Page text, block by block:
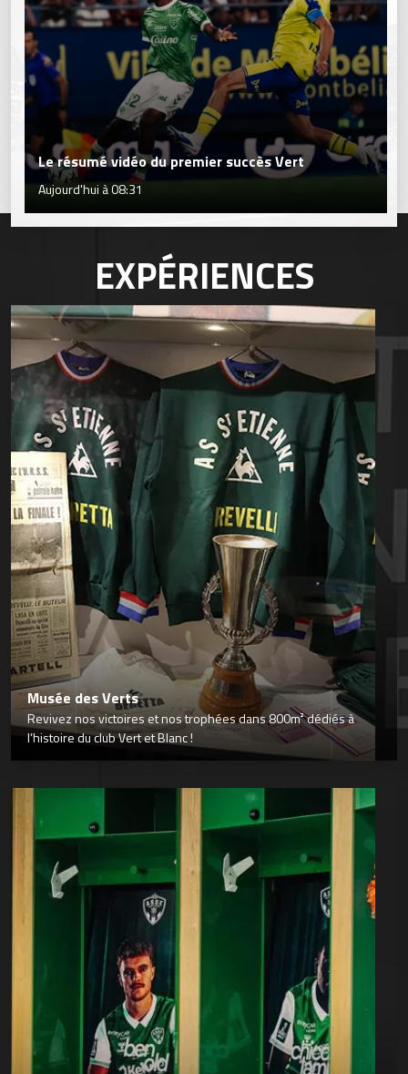
Le résumé vidéo du premier succès Vert
Aujourd'hui à 08:31
EXPÉRIENCES
Musée des Verts
Revivez nos victoires et nos trophées dans 800m² dédiés à
l’histoire du club Vert et Blanc !